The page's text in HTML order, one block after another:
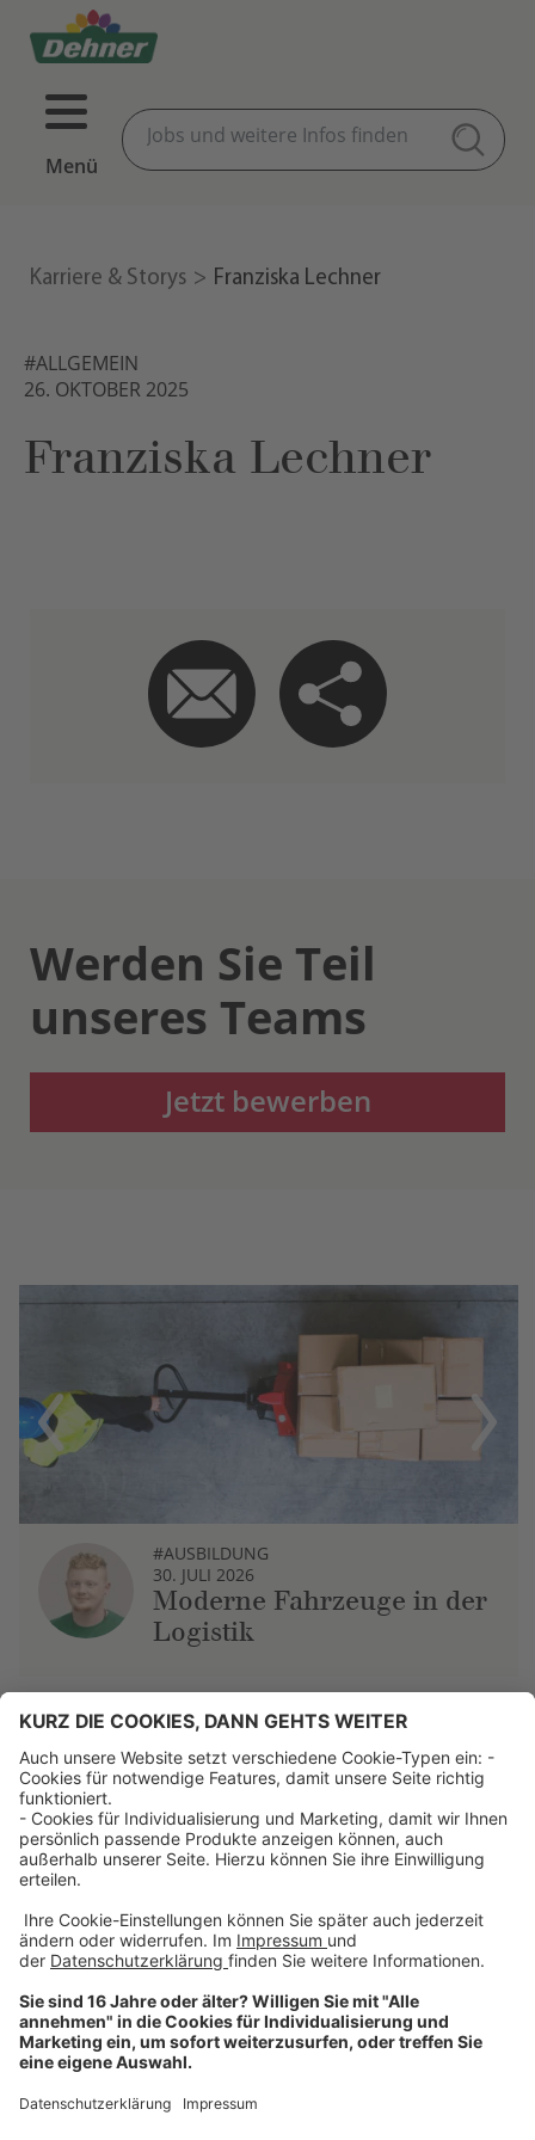
Menü
Karriere & Storys Franziska Lechner
#ALLGEMEIN
26. OKTOBER 2025
Franziska Lechner
Werden Sie Teil
unseres Teams
Jetzt bewerben
Previous
#AUSBILDUNG
30. JULI 2026
Moderne Fahrzeuge in der
Logistik
Next
Über uns
Dehner Unternehmen
Jobs bei Dehner